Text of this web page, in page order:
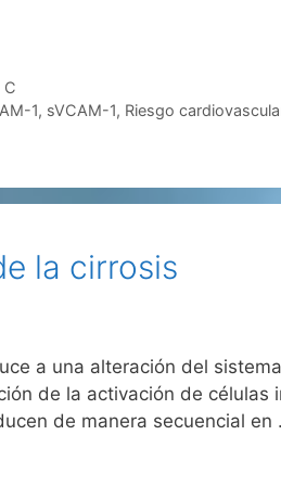
C
1, sVCAM-1, Riesgo
la cirrosis
a una alteración del
de la activación de
de manera secuencial en